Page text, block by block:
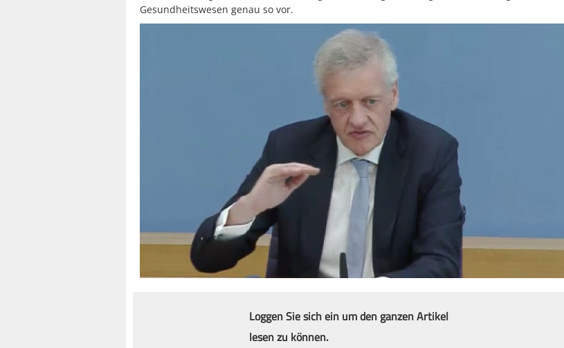
Gesundheitswesen genau so vor.
Loggen Sie sich ein um den ganzen Artikel
lesen zu können.